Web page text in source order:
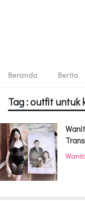
Beranda Berita
Tag : outfit untuk